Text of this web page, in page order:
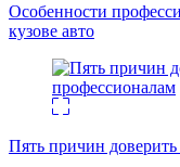
Особенности
кузове авто
Пять причин